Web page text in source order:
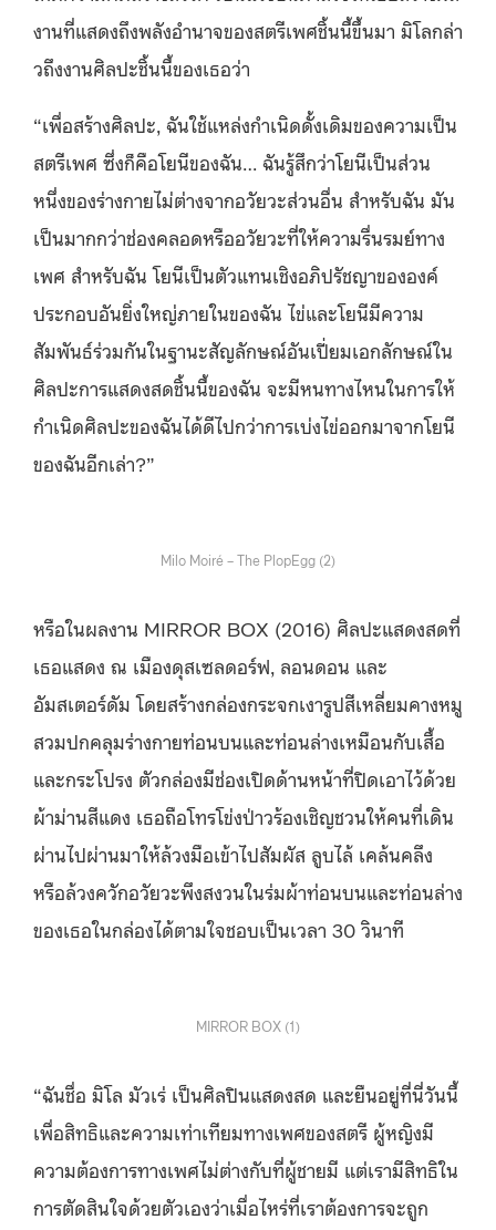
งานที่แสดงถึงพลังอำนาจของสตรีเพศชิ้นนี้ขึ้นมา มิโลกล่า
วถึงงานศิลปะชิ้นนี้ของเธอว่า
“เพื่อสร้างศิลปะ, ฉันใช้แหล่งกำเนิดดั้งเดิมของความเป็น
สตรีเพศ ซึ่งก็คือโยนีของฉัน… ฉันรู้สึกว่าโยนีเป็นส่วน
หนึ่งของร่างกายไม่ต่างจากอวัยวะส่วนอื่น สำหรับฉัน มัน
เป็นมากกว่าช่องคลอดหรืออวัยวะที่ให้ความรื่นรมย์ทาง
เพศ สำหรับฉัน โยนีเป็นตัวแทนเชิงอภิปรัชญาขององค์
ประกอบอันยิ่งใหญ่ภายในของฉัน ไข่และโยนีมีความ
สัมพันธ์ร่วมกันในฐานะสัญลักษณ์อันเปี่ยมเอกลักษณ์ใน
ศิลปะการแสดงสดชิ้นนี้ของฉัน จะมีหนทางไหนในการให้
กำเนิดศิลปะของฉันได้ดีไปกว่าการเบ่งไข่ออกมาจากโยนี
ของฉันอีกเล่า?”
Milo Moiré – The PlopEgg (2)
หรือในผลงาน MIRROR BOX (2016) ศิลปะแสดงสดที่
เธอแสดง ณ เมืองดุสเซลดอร์ฟ, ลอนดอน และ
อัมสเตอร์ดัม โดยสร้างกล่องกระจกเงารูปสีเหลี่ยมคางหมู
สวมปกคลุมร่างกายท่อนบนและท่อนล่างเหมือนกับเสื้อ
และกระโปรง ตัวกล่องมีช่องเปิดด้านหน้าที่ปิดเอาไว้ด้วย
ผ้าม่านสีแดง เธอถือโทรโข่งป่าวร้องเชิญชวนให้คนที่เดิน
ผ่านไปผ่านมาให้ล้วงมือเข้าไปสัมผัส ลูบไล้ เคล้นคลึง
หรือล้วงควักอวัยวะพึงสงวนในร่มผ้าท่อนบนและท่อนล่าง
ของเธอในกล่องได้ตามใจชอบเป็นเวลา 30 วินาที
MIRROR BOX (1)
“ฉันชื่อ มิโล มัวเร่ เป็นศิลปินแสดงสด และยืนอยู่ที่นี่วันนี้
เพื่อสิทธิและความเท่าเทียมทางเพศของสตรี ผู้หญิงมี
ความต้องการทางเพศไม่ต่างกับที่ผู้ชายมี แต่เรามีสิทธิใน
การตัดสินใจด้วยตัวเองว่าเมื่อไหร่ที่เราต้องการจะถูก